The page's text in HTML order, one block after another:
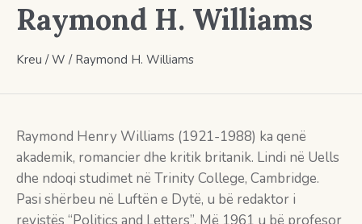
Raymond H. Williams
Kreu /W / Raymond H. Williams
Raymond Henry Williams (1921-1988) ka qenë
akademik, romancier dhe kritik britanik. Lindi në Uells
dhe ndoqi studimet në Trinity College, Cambridge.
Pasi shërbeu në Luftën e Dytë, u bë redaktor i